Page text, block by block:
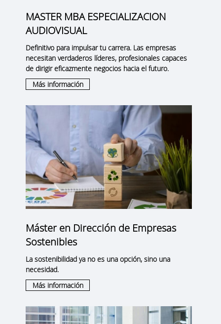
MASTER MBA ESPECIALIZACION
AUDIOVISUAL
Definitivo para impulsar tu carrera. Las empresas
necesitan verdaderos líderes, profesionales capaces
de dirigir eficazmente negocios hacia el futuro.
Más información
Máster en Dirección de Empresas
Sostenibles
La sostenibilidad ya no es una opción, sino una
necesidad.
Más información